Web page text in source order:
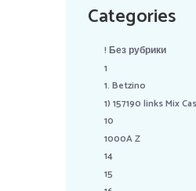
Categories
! Без рубрики
1
1. Betzino
1) 157190 links Mix
10
1000A Z
14
15